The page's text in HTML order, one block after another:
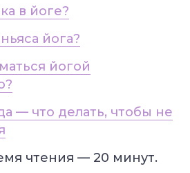
в йоге?
йога?
йогой
— что делать, чтобы не
чтения — 20 минут.